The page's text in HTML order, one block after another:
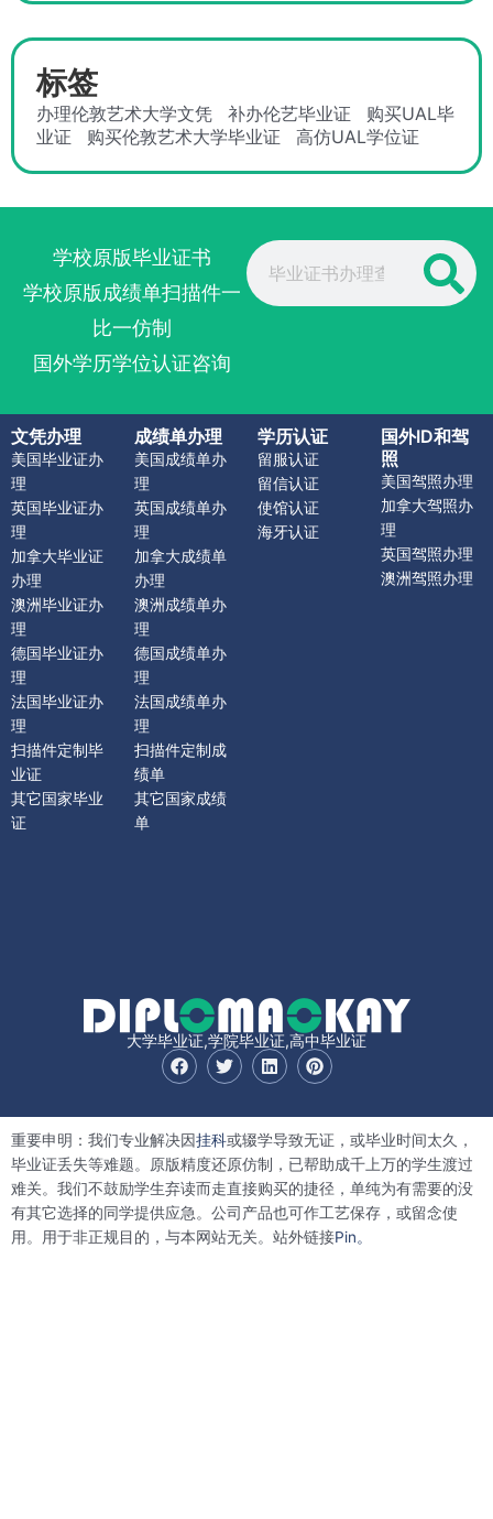
标签
办理伦敦艺术大学文凭 补办伦艺毕业证
购买UAL毕
业证
购买伦敦艺术大学毕业证 高仿UAL学位证
学校原版毕业证书
学校原版成绩单扫描件一
比一仿制
国外学历学位认证咨询
Search
文凭办理
美国毕业证办
理
英国毕业证办
理
加拿大毕业证
办理
澳洲毕业证办
理
德国毕业证办
理
法国毕业证办
理
扫描件定制毕
业证
其它国家毕业
证
成绩单办理
美国成绩单办
理
英国成绩单办
理
加拿大成绩单
办理
澳洲成绩单办
理
德国成绩单办
理
法国成绩单办
理
扫描件定制成
绩单
其它国家成绩
单
学历认证
留服认证
留信认证
使馆认证
海牙认证
国外ID和驾
照
美国驾照办理
加拿大驾照办
理
英国驾照办理
澳洲驾照办理
大学毕业证,学院毕业证,高中毕业证
F
a
o
o
k
T
w
t
e
r
L
i
d
i
n
P
i
r
e
s
t
重要申明：我们专业解决因挂科或辍学导致无证，或毕业时间太久，
毕业证丢失等难题。原版精度还原仿制，已帮助成千上万的学生渡过
难关。我们不鼓励学生弃读而走直接购买的捷径，单纯为有需要的没
有其它选择的同学提供应急。公司产品也可作工艺保存，或留念使
用。用于非正规目的，与本网站无关。站外链接Pin。